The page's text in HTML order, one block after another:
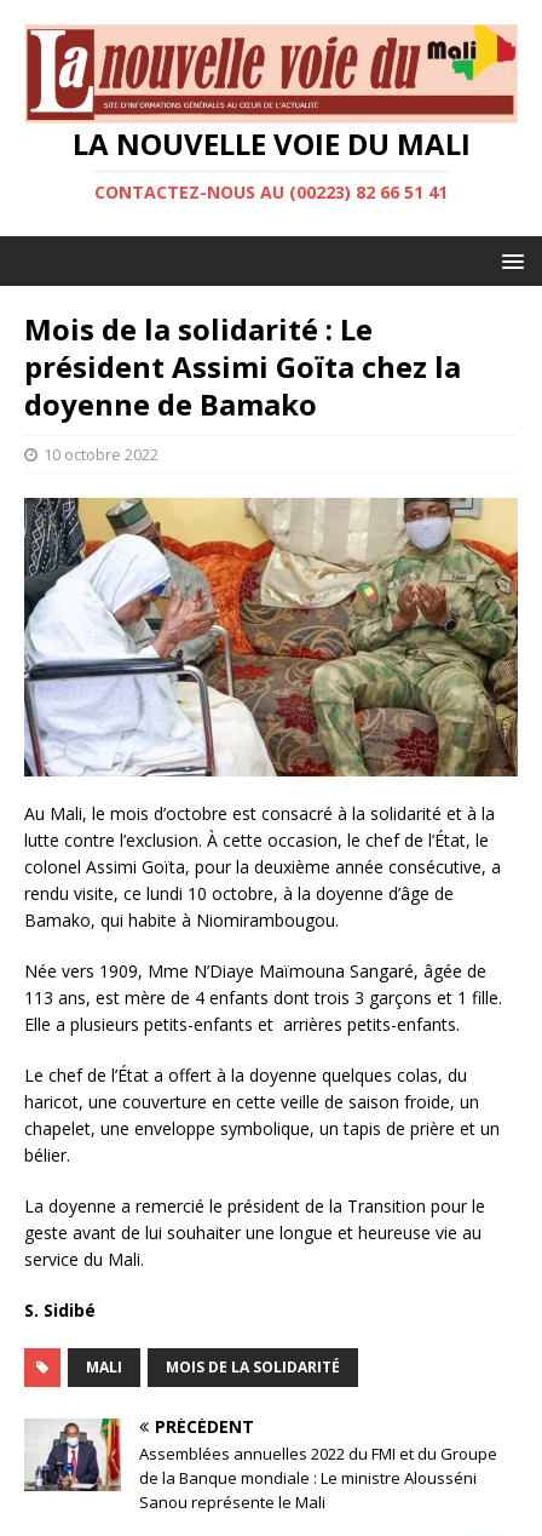
LA NOUVELLE VOIE DU MALI
CONTACTEZ-NOUS AU (00223) 82 66 51 41
Mois de la solidarité : Le
président Assimi Goïta chez la
doyenne de Bamako
10 octobre 2022
Au Mali, le mois d’octobre est consacré à la solidarité et à la
lutte contre l’exclusion. À cette occasion, le chef de l’État, le
colonel Assimi Goïta, pour la deuxième année consécutive, a
rendu visite, ce lundi 10 octobre, à la doyenne d’âge de
Bamako, qui habite à Niomirambougou.
Née vers 1909, Mme N’Diaye Maïmouna Sangaré, âgée de
113 ans, est mère de 4 enfants dont trois 3 garçons et 1 fille.
Elle a plusieurs petits-enfants et arrières petits-enfants.
Le chef de l’État a offert à la doyenne quelques colas, du
haricot, une couverture en cette veille de saison froide, un
chapelet, une enveloppe symbolique, un tapis de prière et un
bélier.
La doyenne a remercié le président de la Transition pour le
geste avant de lui souhaiter une longue et heureuse vie au
service du Mali.
S. Sidibé
MALI MOIS DE LA SOLIDARITÉ
PRÉCÉDENT
Assemblées annuelles 2022 du FMI et du Groupe
de la Banque mondiale : Le ministre Alousséni
Sanou représente le Mali